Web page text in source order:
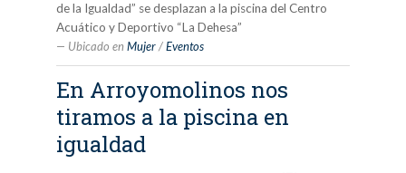
de la Igualdad” se desplazan a la piscina del Centro
Acuático y Deportivo “La Dehesa”
Ubicado en Mujer /Eventos
En Arroyomolinos nos
tiramos a la piscina en
igualdad